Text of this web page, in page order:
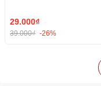
29.000₫
39.000₫ -26%